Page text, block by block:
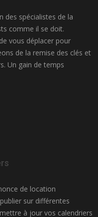
des spécialistes de la
comme il se doit.
vous déplacer pour
de la remise des clés et
Un gain de temps
de location
sur différentes
à jour vos calendriers